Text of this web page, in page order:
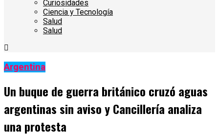
Curiosidades
Ciencia y Tecnología
Salud
Salud
Argentina
Un buque de guerra británico cruzó aguas
argentinas sin aviso y Cancillería analiza
una protesta